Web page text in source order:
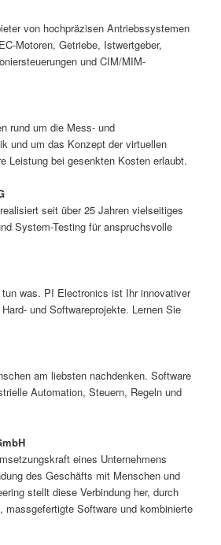
von hochpräzisen Antriebssystemen
Motoren, Getriebe, Istwertgeber,
und CIM/MIM-
rund um die Mess- und
und um das Konzept der virtuellen
Leistung bei gesenkten Kosten erlaubt.
seit über 25 Jahren vielseitiges
System-Testing für anspruchsvolle
was. PI Electronics ist Ihr innovativer
und Softwareprojekte. Lernen Sie
am liebsten nachdenken. Software
Automation, Steuern, Regeln und
eines Unternehmens
des Geschäfts mit Menschen und
stellt diese Verbindung her, durch
massgefertigte Software und kombinierte